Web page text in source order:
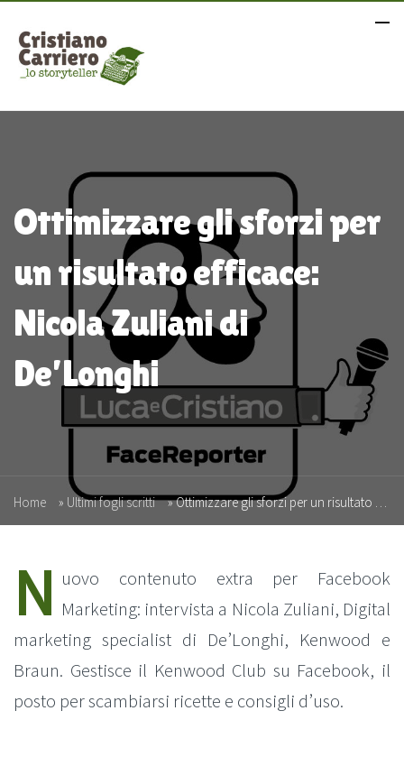
Ottimizzare gli sforzi per
un risultato efficace:
Nicola Zuliani di
De’Longhi
Home » Ultimi fogli scritti »Ottimizzare gli sforzi per un risultato efficace: Nicola Zuliani di De’Longhi
N uovo contenuto extra per Facebook
Marketing: intervista a Nicola Zuliani, Digital
marketing specialist di De’Longhi, Kenwood e
Braun. Gestisce il Kenwood Club su Facebook, il
posto per scambiarsi ricette e consigli d’uso.